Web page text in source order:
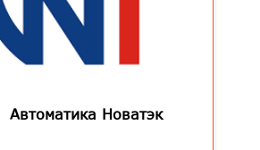
Автоматика Новатэк